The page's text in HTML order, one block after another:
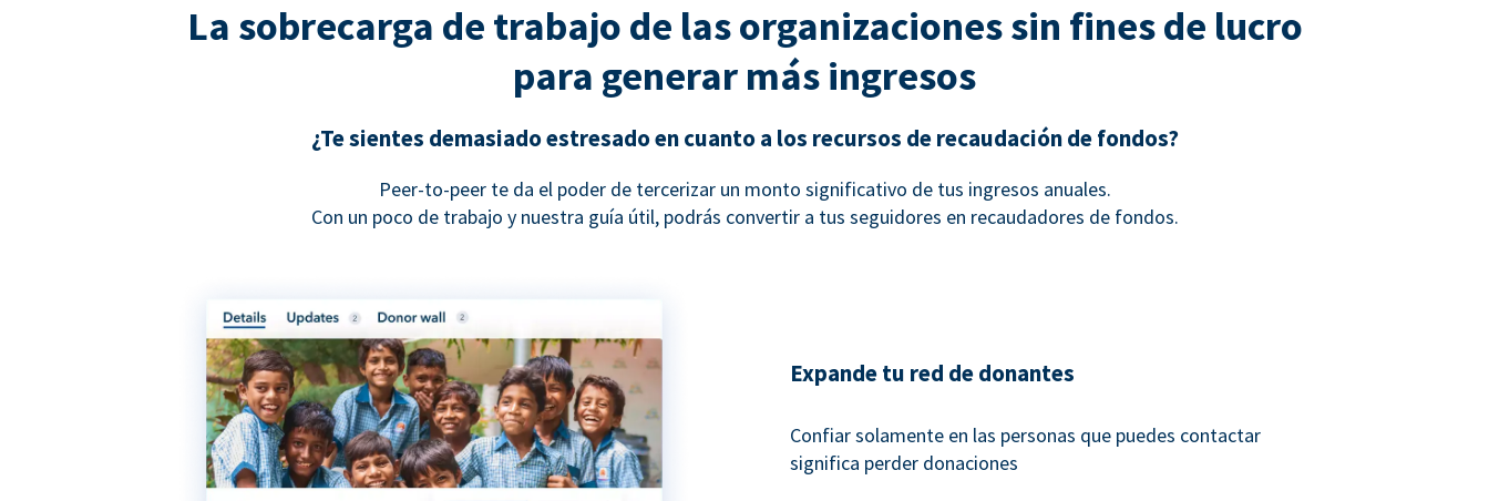
La sobrecarga de trabajo de las organizaciones sin fines de lucro
para generar más ingresos
¿Te sientes demasiado estresado en cuanto a los recursos de recaudación de fondos?
Peer-to-peer te da el poder de tercerizar un monto significativo de tus ingresos anuales.
Con un poco de trabajo y nuestra guía útil, podrás convertir a tus seguidores en recaudadores de fondos.
Expande tu red de donantes
Confiar solamente en las personas que puedes contactar
significa perder donaciones